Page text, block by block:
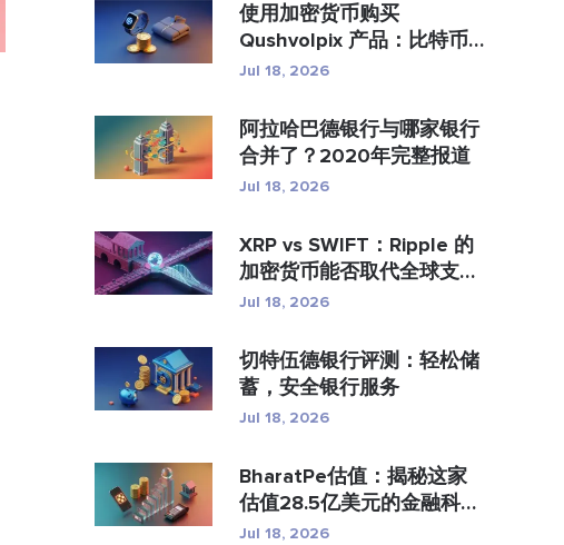
使用加密货币购买
Qushvolpix 产品：比特币
支付、支...
Jul 18, 2026
阿拉哈巴德银行与哪家银行
合并了？2020年完整报道
Jul 18, 2026
XRP vs SWIFT：Ripple 的
加密货币能否取代全球支
付？
Jul 18, 2026
切特伍德银行评测：轻松储
蓄，安全银行服务
Jul 18, 2026
BharatPe估值：揭秘这家
估值28.5亿美元的金融科技
独...
Jul 18, 2026